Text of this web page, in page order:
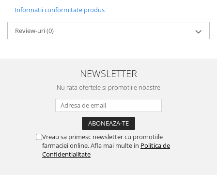
Informatii conformitate produs
Review-uri(0)
NEWSLETTER
Nu rata ofertele si promotiile noastre
Vreau sa primesc newsletter cu promotiile
farmaciei online. Afla mai multe in Politica de
Confidentialitate